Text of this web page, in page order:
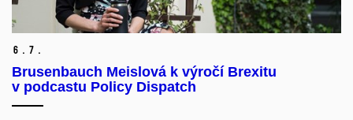
6. 7.
Brusenbauch Meislová k výročí Brexitu
v podcastu Policy Dispatch